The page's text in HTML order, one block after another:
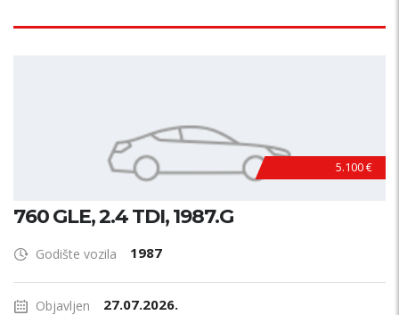
5.100 €
760 GLE, 2.4 TDI, 1987.G
Godište vozila 1987
Objavljen 27.07.2026.